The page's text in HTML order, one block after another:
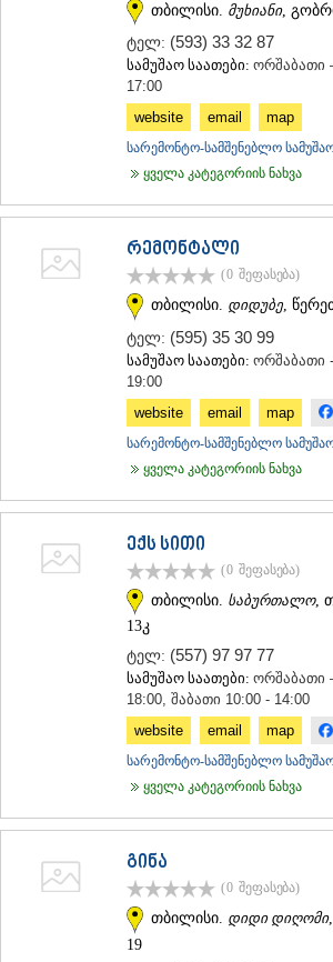
ᲡᲐᲛᲪᲮᲔ–ᲯᲐᲕᲐᲮᲔᲗᲘ
ᲐᲑᲐᲡᲗᲣᲛᲐᲜᲘ
ᲕᲐᲚᲔ
ᲥᲕᲔᲛᲝ ᲥᲐᲠᲗᲚᲘ
ᲗᲔᲗᲠᲘᲬᲧᲐᲠᲝ
ᲙᲐᲡᲞᲘ
ᲮᲐᲨᲣᲠᲘ
ᲡᲐᲥᲐᲠᲗᲕᲔᲚᲝ
თბილისი. მუხიანი,
ტელ: (593) 33 32 87
სამუშაო საათები: ორშაბათი
17:00
website
email map
სარემონტო-სამშენებლო
ყველა კატეგორიის ნახვა
რემონტალი
(0 შეფასება)
თბილისი. დიდუბე ,
ტელ: (595) 35 30 99
სამუშაო საათები: ორშაბათი
19:00
website
email map
სარემონტო-სამშენებლო
ყველა კატეგორიის ნახვა
ექს სითი
(0 შეფასება)
თბილისი. საბურთალო,
13კ
ტელ: (557) 97 97 77
სამუშაო საათები: ორშაბათი
18:00, შაბათი 10:00 - 14:00
website
email map
სარემონტო-სამშენებლო
ყველა კატეგორიის ნახვა
გინა
(0 შეფასება)
თბილისი. დიდი დიღომი
19